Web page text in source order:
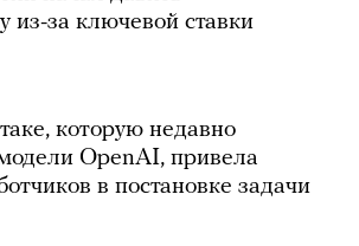
из-за ключевой ставки
которую недавно
OpenAI, привела
в постановке задачи